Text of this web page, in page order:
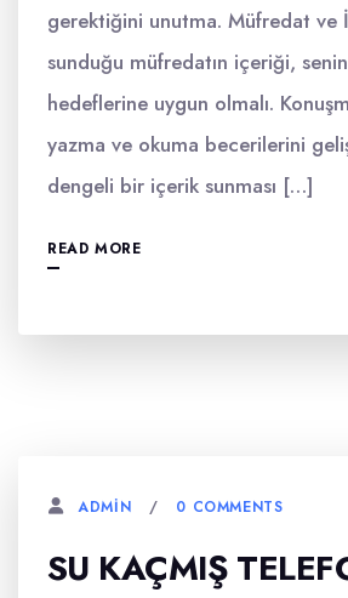
gerektiğini unutma. Müfredat ve
sunduğu müfredatın içeriği,
hedeflerine uygun olmalı.
yazma ve okuma becerilerini
dengeli bir içerik sunması […]
READ MORE
ADMIN 0 COMMENTS
SU KAÇMIŞ